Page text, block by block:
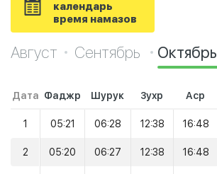
календарь
время намазов
Август Сентябрь Октябрь
Дата Фаджр Шурук Зухр Аср
1 05:21 06:28 12:38 16:48
2 05:20 06:27 12:38 16:48